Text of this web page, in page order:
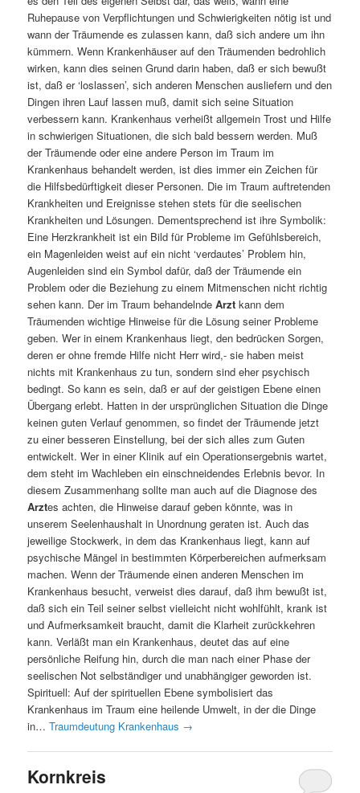
Ruhepause von Verpflichtungen und Schwierigkeiten nötig ist und
wann der Träumende es zulassen kann, daß sich andere um ihn
kümmern. Wenn Krankenhäuser auf den Träumenden bedrohlich
wirken, kann dies seinen Grund darin haben, daß er sich bewußt
ist, daß er ‘loslassen’, sich anderen Menschen ausliefern und den
Dingen ihren Lauf lassen muß, damit sich seine Situation
verbessern kann. Krankenhaus verheißt allgemein Trost und Hilfe
in schwierigen Situationen, die sich bald bessern werden. Muß
der Träumende oder eine andere Person im Traum im
Krankenhaus behandelt werden, ist dies immer ein Zeichen für
die Hilfsbedürftigkeit dieser Personen. Die im Traum auftretenden
Krankheiten und Ereignisse stehen stets für die seelischen
Krankheiten und Lösungen. Dementsprechend ist ihre Symbolik:
Eine Herzkrankheit ist ein Bild für Probleme im Gefühlsbereich,
ein Magenleiden weist auf ein nicht ‘verdautes’ Problem hin,
Augenleiden sind ein Symbol dafür, daß der Träumende ein
Problem oder die Beziehung zu einem Mitmenschen nicht richtig
sehen kann. Der im Traum behandelndeArzt kann dem
Träumenden wichtige Hinweise für die Lösung seiner Probleme
geben. Wer in einem Krankenhaus liegt, den bedrücken Sorgen,
deren er ohne fremde Hilfe nicht Herr wird,- sie haben meist
nichts mit Krankenhaus zu tun, sondern sind eher psychisch
bedingt. So kann es sein, daß er auf der geistigen Ebene einen
Übergang erlebt. Hatten in der ursprünglichen Situation die Dinge
keinen guten Verlauf genommen, so findet der Träumende jetzt
zu einer besseren Einstellung, bei der sich alles zum Guten
entwickelt. Wer in einer Klinik auf ein Operationsergebnis wartet,
dem steht im Wachleben ein einschneidendes Erlebnis bevor. In
diesem Zusammenhang sollte man auch auf die Diagnose des
Arztes achten, die Hinweise darauf geben könnte, was in
unserem Seelenhaushalt in Unordnung geraten ist. Auch das
jeweilige Stockwerk, in dem das Krankenhaus liegt, kann auf
psychische Mängel in bestimmten Körperbereichen aufmerksam
machen. Wenn der Träumende einen anderen Menschen im
Krankenhaus besucht, verweist dies darauf, daß ihm bewußt ist,
daß sich ein Teil seiner selbst vielleicht nicht wohlfühlt, krank ist
und Aufmerksamkeit braucht, damit die Klarheit zurückkehren
kann. Verläßt man ein Krankenhaus, deutet das auf eine
persönliche Reifung hin, durch die man nach einer Phase der
seelischen Not selbständiger und unabhängiger geworden ist.
Spirituell: Auf der spirituellen Ebene symbolisiert das
Krankenhaus im Traum eine heilende Umwelt, in der die Dinge
in…Traumdeutung Krankenhaus →
Kornkreis